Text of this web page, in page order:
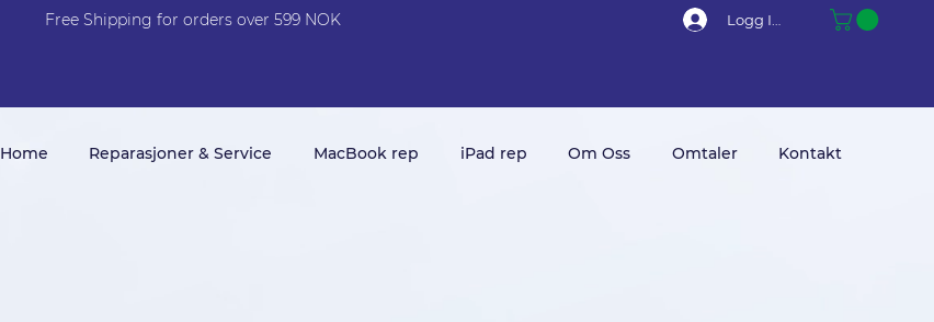
Free Shipping for orders over 599 NOK Logg Inn
Home Reparasjoner & Service MacBook rep iPad rep Om Oss Omtaler Kontakt